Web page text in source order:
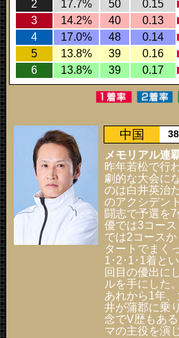
2
17.7% 50
0.15
3
14.2% 40
0.13
4
17.0% 48
0.14
5
13.8% 39
0.16
6
13.8% 39 0.17
中国
メモリアル連
昨年若松で行
劇的な大会に
のは白井英治
のアクシデン
闘志で予選を
優では3コー
では2コース
タートでまく
1･2･1･1着と
回目の優出に
ルを手にした。
あれから1年
井が蒲郡に乗
念でV歴もあ
マの主役を演